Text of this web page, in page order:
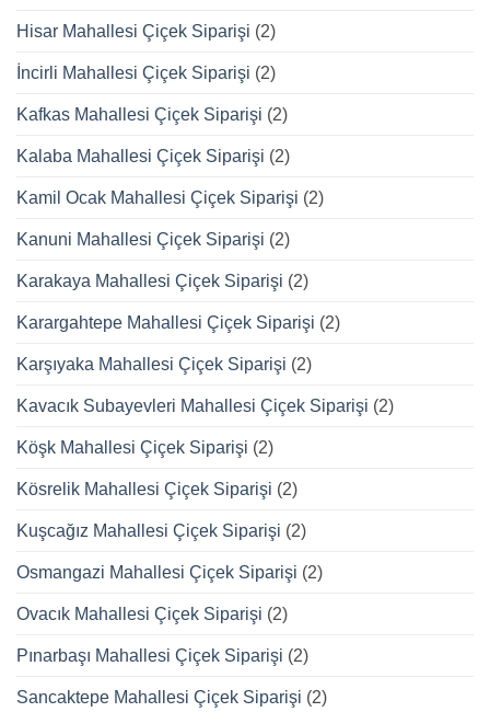
Hisar Mahallesi Çiçek Siparişi (2)
İncirli Mahallesi Çiçek Siparişi (2)
Kafkas Mahallesi Çiçek Siparişi (2)
Kalaba Mahallesi Çiçek Siparişi (2)
Kamil Ocak Mahallesi Çiçek Siparişi (2)
Kanuni Mahallesi Çiçek Siparişi (2)
Karakaya Mahallesi Çiçek Siparişi (2)
Karargahtepe Mahallesi Çiçek Siparişi (2)
Karşıyaka Mahallesi Çiçek Siparişi (2)
Kavacık Subayevleri Mahallesi Çiçek Siparişi (2)
Köşk Mahallesi Çiçek Siparişi (2)
Kösrelik Mahallesi Çiçek Siparişi (2)
Kuşcağız Mahallesi Çiçek Siparişi (2)
Osmangazi Mahallesi Çiçek Siparişi (2)
Ovacık Mahallesi Çiçek Siparişi (2)
Pınarbaşı Mahallesi Çiçek Siparişi (2)
Sancaktepe Mahallesi Çiçek Siparişi (2)